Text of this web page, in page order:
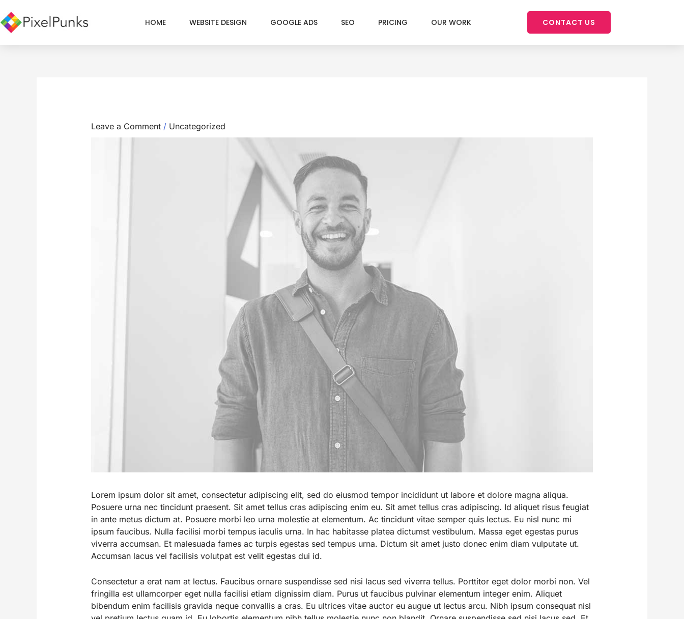
to
content
HOME WEBSITE DESIGN GOOGLE ADS SEO PRICING OUR WORK CONTACT US
Leave a Comment / Uncategorized
Lorem ipsum dolor sit amet, consectetur adipiscing elit, sed do eiusmod tempor incididunt ut labore et dolore magna aliqua.
Posuere urna nec tincidunt praesent. Sit amet tellus cras adipiscing enim eu. Sit amet tellus cras adipiscing. Id aliquet risus feugiat
in ante metus dictum at. Posuere morbi leo urna molestie at elementum. Ac tincidunt vitae semper quis lectus. Eu nisl nunc mi
ipsum faucibus. Nulla facilisi morbi tempus iaculis urna. In hac habitasse platea dictumst vestibulum. Massa eget egestas purus
viverra accumsan. Et malesuada fames ac turpis egestas sed tempus urna. Dictum sit amet justo donec enim diam vulputate ut.
Accumsan lacus vel facilisis volutpat est velit egestas dui id.
Consectetur a erat nam at lectus. Faucibus ornare suspendisse sed nisi lacus sed viverra tellus. Porttitor eget dolor morbi non. Vel
fringilla est ullamcorper eget nulla facilisi etiam dignissim diam. Purus ut faucibus pulvinar elementum integer enim. Aliquet
bibendum enim facilisis gravida neque convallis a cras. Eu ultrices vitae auctor eu augue ut lectus arcu. Nibh ipsum consequat nisl